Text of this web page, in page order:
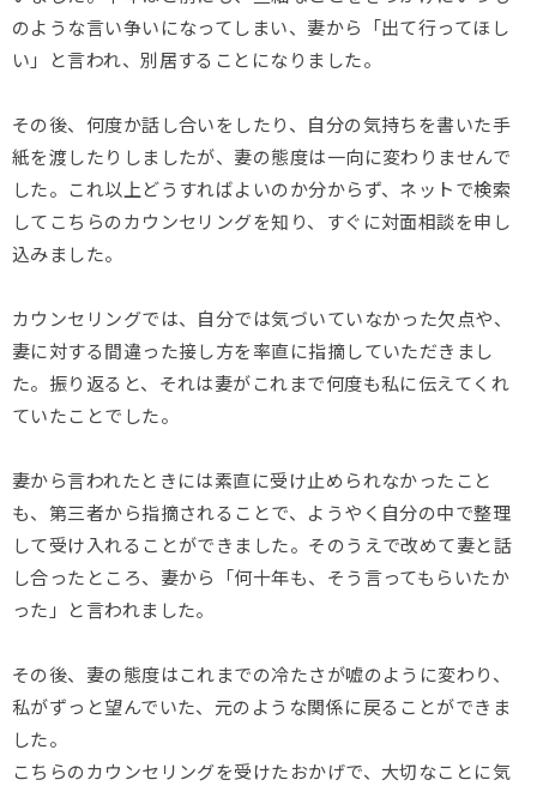
のような言い争いになってしまい、妻から「出て行ってほし
い」と言われ、別居することになりました。
その後、何度か話し合いをしたり、自分の気持ちを書いた手
紙を渡したりしましたが、妻の態度は一向に変わりませんで
した。これ以上どうすればよいのか分からず、ネットで検索
してこちらのカウンセリングを知り、すぐに対面相談を申し
込みました。
カウンセリングでは、自分では気づいていなかった欠点や、
妻に対する間違った接し方を率直に指摘していただきまし
た。振り返ると、それは妻がこれまで何度も私に伝えてくれ
ていたことでした。
妻から言われたときには素直に受け止められなかったこと
も、第三者から指摘されることで、ようやく自分の中で整理
して受け入れることができました。そのうえで改めて妻と話
し合ったところ、妻から「何十年も、そう言ってもらいたか
った」と言われました。
その後、妻の態度はこれまでの冷たさが嘘のように変わり、
私がずっと望んでいた、元のような関係に戻ることができま
した。
こちらのカウンセリングを受けたおかげで、大切なことに気